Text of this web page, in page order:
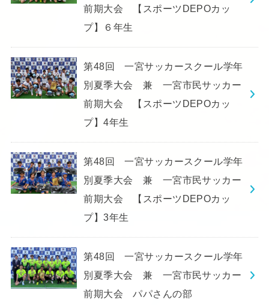
前期大会 【スポーツDEPOカッ
プ】６年生
第48回 一宮サッカースクール学年
別夏季大会 兼 一宮市民サッカー
前期大会 【スポーツDEPOカッ
プ】4年生
第48回 一宮サッカースクール学年
別夏季大会 兼 一宮市民サッカー
前期大会 【スポーツDEPOカッ
プ】3年生
第48回 一宮サッカースクール学年
別夏季大会 兼 一宮市民サッカー
前期大会 パパさんの部